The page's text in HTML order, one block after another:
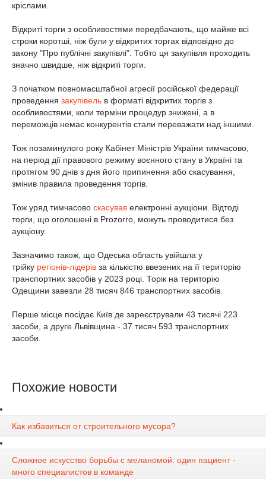
кріслами.
Відкриті торги з особливостями передбачають, що майже всі
строки коротші, ніж були у відкритих торгах відповідно до
закону "Про публічні закупівлі". Тобто ця закупівля проходить
значно швидше, ніж відкриті торги.
З початком повномасштабної агресії російської федерації
проведення закупівель в форматі відкритих торгів з
особливостями, коли терміни процедур знижені, а в
переможців немає конкурентів стали переважати над іншими.
Тож позаминулого року Кабінет Міністрів України тимчасово,
на період дії правового режиму воєнного стану в Україні та
протягом 90 днів з дня його припинення або скасування,
змінив правила проведення торгів.
Тож уряд тимчасово скасував електронні аукціони. Відтоді
торги, що оголошені в Prozorro, можуть проводитися без
аукціону.
Зазначимо також, що Одеська область увійшла у
трійку регіонів-лідерів за кількістю ввезених на її територію
транспортних засобів у 2023 році. Торік на територію
Одещини завезли 28 тисяч 846 транспортних засобів.
Перше місце посідає Київ де зареєстрували 43 тисячі 223
засоби, а друге Львівщина - 37 тисяч 593 транспортних
засоби.
Похожие новости
Как избавиться от строительного мусора?
Сложное искусство борьбы с меланомой: один пациент -
много специалистов в команде